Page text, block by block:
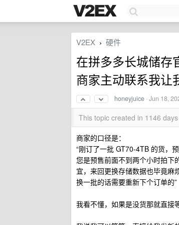
V2EX › 硬件
在拼多多长城储存
商家主动联系我让
honeyjuice ·Jun 18,
This topic created in 1146
商家的口径是：
“刚订了一批 GT70-4TB 的货，
您是预售前面不到两个小时拍下
宜，来回更换存储数据也毕竟麻
换一批的话需要重新下个订单的”
我看不懂，如果是没货那就直接